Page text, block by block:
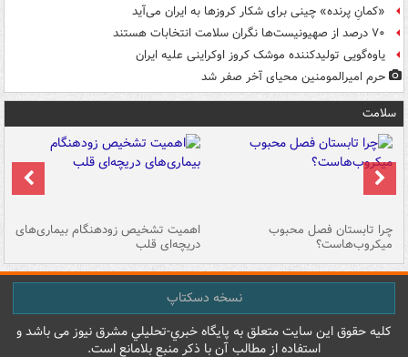
«کمانِ پرنده» چینی برای شکار کروزها به ایران می‌آید
۷۰ درصد از صهیونیست‌ها نگران سلامت انتخابات هستند
یاوه‌گویی تولیدکننده موشک کروز اوکراینی علیه ایران
حرم امیرالمومنین محیای آخر صفر شد
سلامت
چرا تابستان فصل محبوب
میکروب‌هاست؟
اهمیت تشخیص زودهنگام بیماری‌های
دریچه‌ای قلب
نسخه دسکتاپ
کليه حقوق اين سايت متعلق به پایگاه خبري-تحليلي مشرق نيوز می باشد و
استفاده از مطالب آن با ذکر منبع بلامانع است.